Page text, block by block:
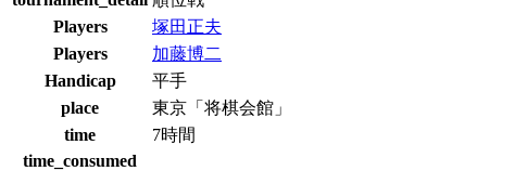
Players
塚田正夫
Players
加藤博二
Handicap
平手
place
東京「将棋会館」
time
7時間
time_consumed